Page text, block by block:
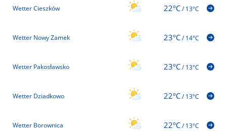
Wetter Cieszków 22°C/13°C
Wetter Nowy Zamek 23°C/14°C
Wetter Pakosławsko 23°C/13°C
Wetter Dziadkowo 22°C/13°C
Wetter Borownica 22°C/13°C